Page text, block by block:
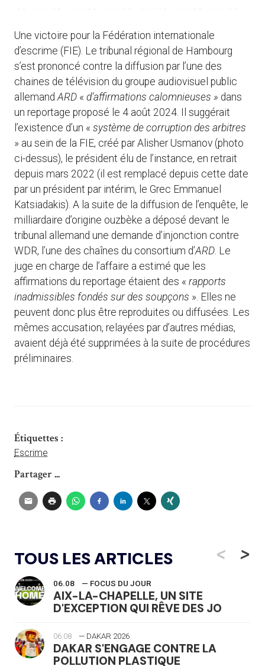
Une victoire pour la Fédération internationale
d’escrime (FIE). Le tribunal régional de Hambourg
s’est prononcé contre la diffusion par l’une des
chaines de télévision du groupe audiovisuel public
allemandARD « d’affirmations calomnieuses » dans
un reportage proposé le 4 août 2024. Il suggérait
l’existence d’un « système de corruption des arbitres
» au sein de la FIE, créé par Alisher Usmanov (photo
ci-dessus), le président élu de l’instance, en retrait
depuis mars 2022 (il est remplacé depuis cette date
par un président par intérim, le Grec Emmanuel
Katsiadakis). A la suite de la diffusion de l’enquête, le
milliardaire d’origine ouzbèke a déposé devant le
tribunal allemand une demande d’injonction contre
WDR, l’une des chaînes du consortium d’ARD. Le
juge en charge de l’affaire a estimé que les
affirmations du reportage étaient des « rapports
inadmissibles fondés sur des soupçons ». Elles ne
peuvent donc plus être reproduites ou diffusées. Les
mêmes accusation, relayées par d’autres médias,
avaient déjà été supprimées à la suite de procédures
préliminaires.
Étiquettes :
Escrime
Partager ...
TOUS LES ARTICLES <
06.08 — FOCUS DU JOUR
AIX-LA-CHAPELLE, UN SITE
D'EXCEPTION QUI RÊVE DES JO
06.08 — DAKAR 2026
DAKAR S'ENGAGE CONTRE LA
POLLUTION PLASTIQUE
>